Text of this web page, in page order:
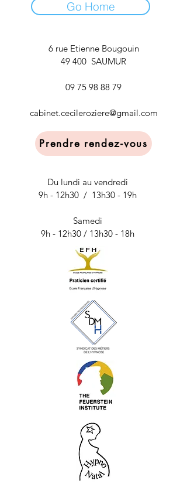
Go Home
6 rue Etienne Bougouin
49 400 SAUMUR
09 75 98 88 79
cabinet.cecileroziere@gmail.com
Prendre rendez-vous
Du lundi au vendredi
9h - 12h30 / 13h30 - 19h
Samedi
9h - 12h30 / 13h30 - 18h